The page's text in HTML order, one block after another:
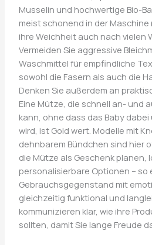
Musselin und hochwertige Bio-
meist schonend in der
ihre Weichheit auch nach vielen
Vermeiden Sie aggressive
Waschmittel für empfindliche
sowohl die Fasern als auch die
Denken Sie außerdem an
Eine Mütze, die schnell an- und
kann, ohne dass das Baby
wird, ist Gold wert. Modelle mit
dehnbarem Bündchen sind hier
die Mütze als Geschenk planen,
personalisierbare Optionen –
Gebrauchsgegenstand mit
gleichzeitig funktional und
kommunizieren klar, wie ihre
sollten, damit Sie lange Freude